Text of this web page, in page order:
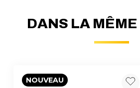
DANS LA
NOUVEAU